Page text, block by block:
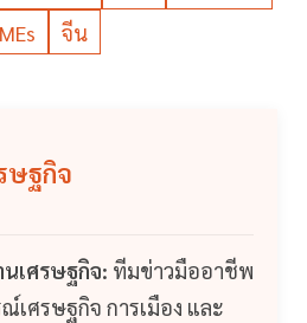
จีน
ษฐกิจ
เศรษฐกิจ: ทีมข่าวมืออาชีพ
เศรษฐกิจ การเมือง และ